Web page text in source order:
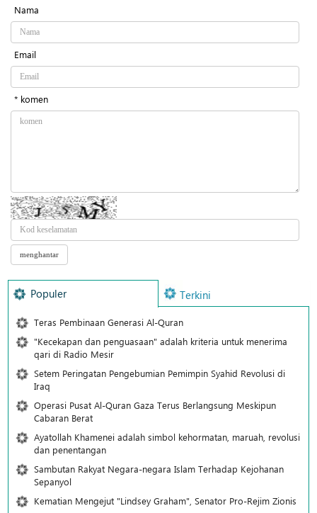
Nama
Email
* komen
Populer Terkini
Teras Pembinaan Generasi Al-Quran
"Kecekapan dan penguasaan" adalah kriteria untuk menerima
qari di Radio Mesir
Setem Peringatan Pengebumian Pemimpin Syahid Revolusi di
Iraq
Operasi Pusat Al-Quran Gaza Terus Berlangsung Meskipun
Cabaran Berat
Ayatollah Khamenei adalah simbol kehormatan, maruah, revolusi
dan penentangan
Sambutan Rakyat Negara-negara Islam Terhadap Kejohanan
Sepanyol
Kematian Mengejut "Lindsey Graham", Senator Pro-Rejim Zionis